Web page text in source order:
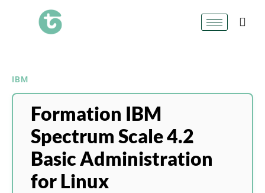
IBM
Formation IBM
Spectrum Scale 4.2
Basic Administration
for Linux